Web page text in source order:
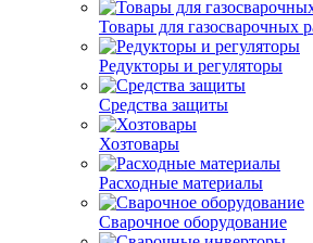
Товары для газосварочных
Редукторы и регуляторы
Средства защиты
Хозтовары
Расходные материалы
Сварочное оборудование